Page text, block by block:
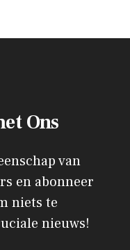
Ons
van
en abonneer
niets te
nieuws!